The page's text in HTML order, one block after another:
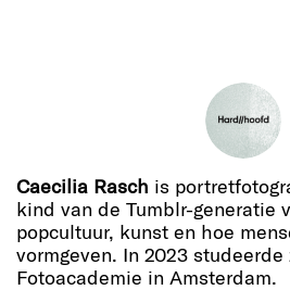
Caecilia Rasch is
kind van de Tumblr-generatie
popcultuur, kunst en hoe
vormgeven. In 2023 studeerde
Fotoacademie in Amsterdam.